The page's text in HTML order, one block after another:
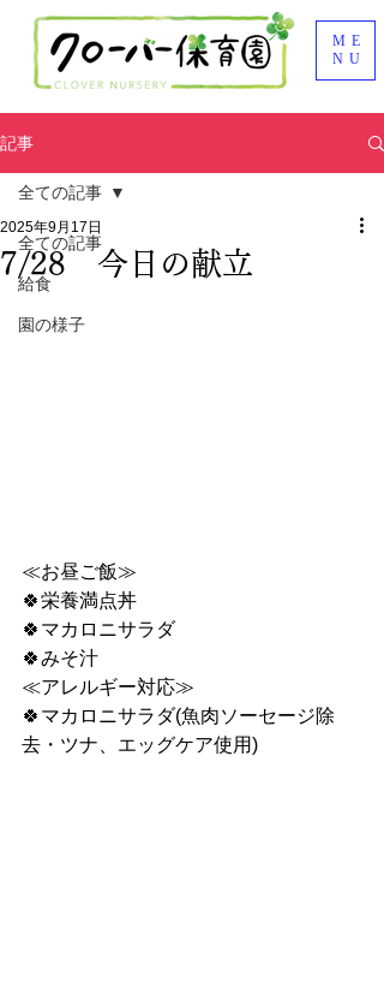
ME
NU
記事
全ての記事
給食
園の様子
全ての記事
7/28 今日の献立
2025年9月17日
≪お昼ご飯≫
🍀栄養満点丼
🍀マカロニサラダ
🍀みそ汁
≪アレルギー対応≫
🍀マカロニサラダ(魚肉ソーセージ除
去・ツナ、エッグケア使用)